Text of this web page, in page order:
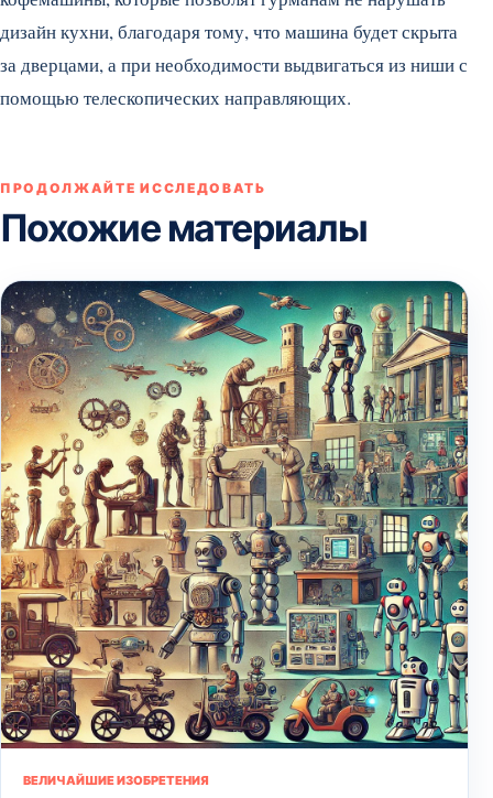
дизайн кухни, благодаря тому, что машина будет скрыта
за дверцами, а при необходимости выдвигаться из ниши с
помощью телескопических направляющих.
ПРОДОЛЖАЙТЕ ИССЛЕДОВАТЬ
Похожие материалы
ВЕЛИЧАЙШИЕ ИЗОБРЕТЕНИЯ